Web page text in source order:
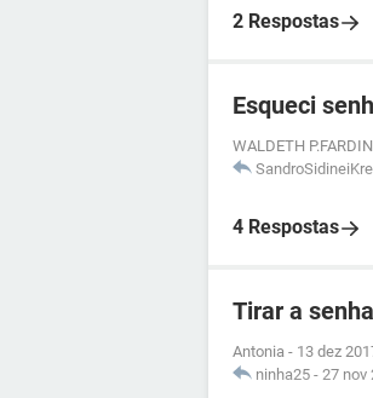
2 Respostas
Esqueci
WALDETH P.FARDIN
4 Respostas
Tirar a
Antonia - 13 dez
ninha25 - 27 nov